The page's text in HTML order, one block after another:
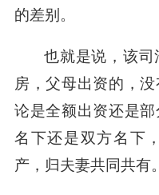
的差别。
也就是说，该
房，父母出资的，
论是全额出资还是
名下还是双方名下
产，归夫妻共同共有。